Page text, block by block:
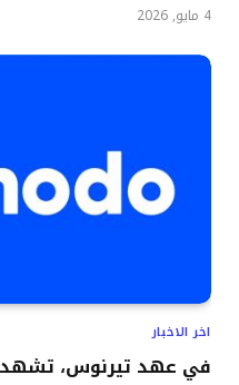
4 مايو, 2026
اخر الاخبار
في عهد تيرنوس، تشهد